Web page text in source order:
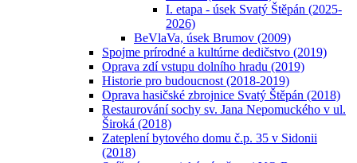
I. etapa - úsek Svatý Štěpán (2025-
2026)
BeVlaVa, úsek Brumov (2009)
Spojme prírodné a kultúrne dedičstvo (2019)
Oprava zdí vstupu dolního hradu (2019)
Historie pro budoucnost (2018-2019)
Oprava hasičské zbrojnice Svatý Štěpán (2018)
Restaurování sochy sv. Jana Nepomuckého v ul.
Široká (2018)
Zateplení bytového domu č.p. 35 v Sidonii
(2018)